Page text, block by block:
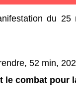
du
52 min,
combat pour